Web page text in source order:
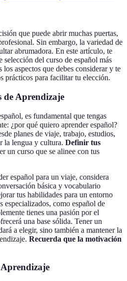
que puede abrir muchas puertas,
Sin embargo, la variedad de
abrumadora. En este artículo, te
selección del curso de español más
aspectos que debes considerar y te
prácticos para facilitar tu elección.
de Aprendizaje
es fundamental que tengas
¿por qué quiero aprender español?
planes de viaje, trabajo, estudios,
la lengua y cultura. Definir tus
un curso que se alinee con tus
español para un viaje, considera
básica y vocabulario
tus habilidades para un entorno
especializados, como español de
tienes una pasión por el
una base sólida. Tener un
a elegir, sino también a mantener la
Recuerda que la motivación